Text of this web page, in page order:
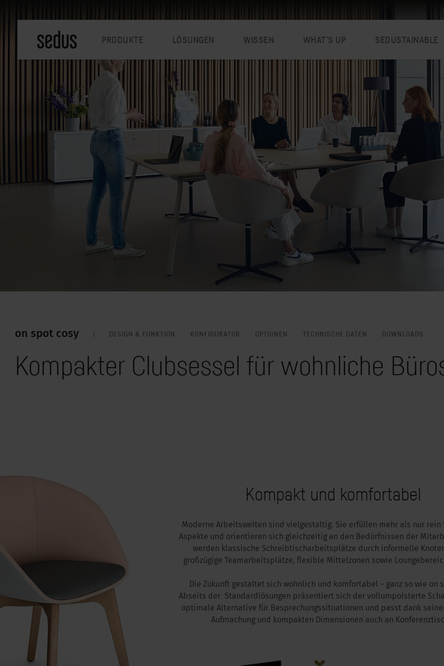
PRODUKTE LÖSUNGEN WISSEN WHAT’S UP SEDUSTAINABLE
on spot cosy DESIGN & FUNKTION KONFIGURATOR OPTIONEN TECHNISCHE DATEN DOWNLOADS
Kompakter Clubsessel für wohnliche
Kompakt und komfortabel
Moderne Arbeitswelten sind vielgestaltig. Sie erfüllen mehr als nur rein
Aspekte und orientieren sich gleichzeitig an den Bedürfnissen der
werden klassische Schreibtischarbeitsplätze durch informelle
großzügige Teamarbeitsplätze, flexible Mittelzonen sowie
Die Zukunft gestaltet sich wohnlich und komfortabel – ganz so wie on
Abseits der Standardlösungen präsentiert sich der vollumpolsterte
optimale Alternative für Besprechungssituationen und passt dank
Aufmachung und kompakten Dimensionen auch an